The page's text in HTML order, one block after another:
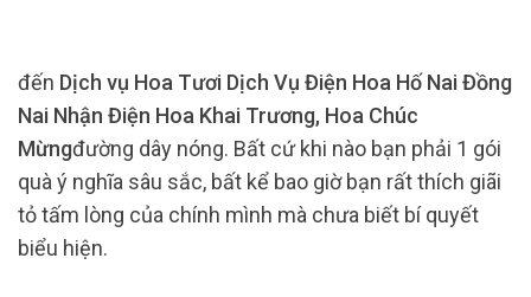
đến Dịch vụ Hoa Tươi Dịch Vụ Điện Hoa Hố Nai Đồng
Nai Nhận Điện Hoa Khai Trương, Hoa Chúc
Mừngđường dây nóng. Bất cứ khi nào bạn phải 1 gói
quà ý nghĩa sâu sắc, bất kể bao giờ bạn rất thích giãi
tỏ tấm lòng của chính mình mà chưa biết bí quyết
biểu hiện.